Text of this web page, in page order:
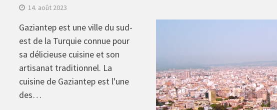
14. août 2023
Gaziantep est une ville du sud-
est de la Turquie connue pour
sa délicieuse cuisine et son
artisanat traditionnel. La
cuisine de Gaziantep est l'une
des…